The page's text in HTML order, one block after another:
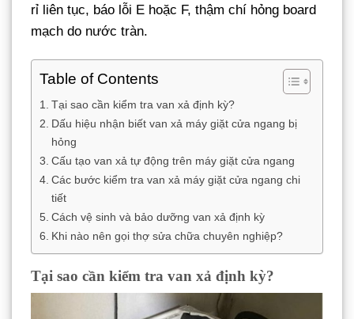
rỉ liên tục, báo lỗi E hoặc F, thậm chí hỏng board
mạch do nước tràn.
Table of Contents
Tại sao cần kiểm tra van xả định kỳ?
Dấu hiệu nhận biết van xả máy giặt cửa ngang bị
hỏng
Cấu tạo van xả tự động trên máy giặt cửa ngang
Các bước kiểm tra van xả máy giặt cửa ngang chi
tiết
Cách vệ sinh và bảo dưỡng van xả định kỳ
Khi nào nên gọi thợ sửa chữa chuyên nghiệp?
Tại sao cần kiểm tra van xả định kỳ?